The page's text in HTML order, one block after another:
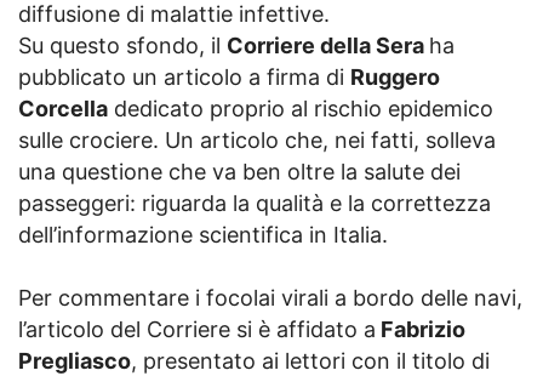
diffusione di malattie infettive.
Su questo sfondo, il Corriere della Sera ha
pubblicato un articolo a firma di Ruggero
Corcella dedicato proprio al rischio epidemico
sulle crociere. Un articolo che, nei fatti, solleva
una questione che va ben oltre la salute dei
passeggeri: riguarda la qualità e la correttezza
dell’informazione scientifica in Italia.
Per commentare i focolai virali a bordo delle navi,
l’articolo del Corriere si è affidato a Fabrizio
Pregliasco, presentato ai lettori con il titolo di